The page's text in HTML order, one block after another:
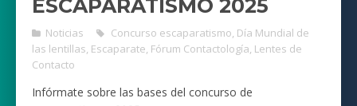
ESCAPARATISMO 2025
Noticias Concurso escaparatismo, Día Mundial de
las lentillas, Escaparate, Fórum Contactología, Lentes de
Contacto
Infórmate sobre las bases del concurso de